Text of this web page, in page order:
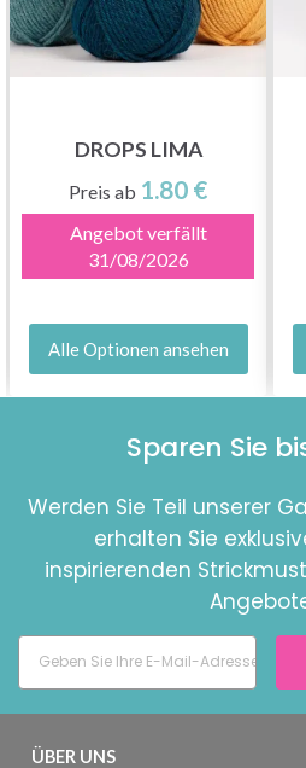
DROPS LIMA
Preis ab 1.80 €
Angebot verfällt
31/08/2026
Alle Optionen ansehen
Sparen Sie
Werden Sie Teil unserer
erhalten Sie
inspirierenden
ÜBER UNS